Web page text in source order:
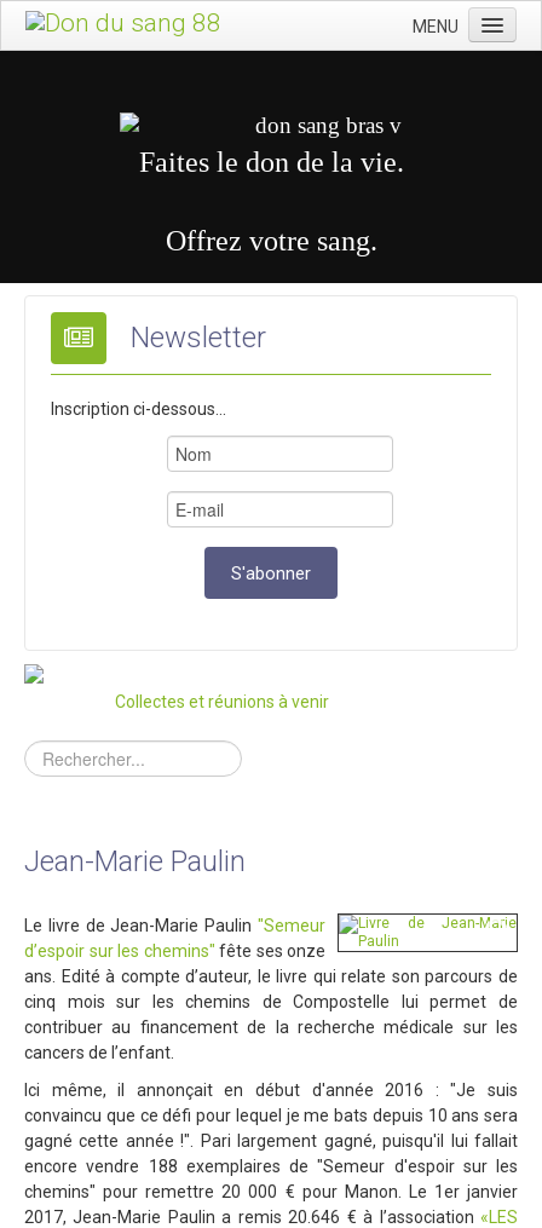
MENU
Qui sommes-nous ?
Assemblées & congrès
Presse
Contact
Faites le don de la vie.
Offrez votre sang.
Newsletter
Inscription ci-dessous...
Collectes et réunions à venir
Jean-Marie Paulin
Le livre de Jean-Marie Paulin "Semeur
d’espoir sur les chemins" fête ses onze
ans. Edité à compte d’auteur, le livre qui relate son parcours de
cinq mois sur les chemins de Compostelle lui permet de
contribuer au financement de la recherche médicale sur les
cancers de l’enfant.
Ici même, il annonçait en début d'année 2016 : "Je suis
convaincu que ce défi pour lequel je me bats depuis 10 ans sera
gagné cette année !". Pari largement gagné, puisqu'il lui fallait
encore vendre 188 exemplaires de "Semeur d'espoir sur les
chemins" pour remettre 20 000 € pour Manon. Le 1er janvier
2017, Jean-Marie Paulin a remis 20.646 € à l’association «LES